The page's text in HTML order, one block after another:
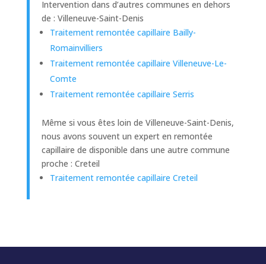
Intervention dans d’autres communes en dehors
de : Villeneuve-Saint-Denis
Traitement remontée capillaire Bailly-
Romainvilliers
Traitement remontée capillaire Villeneuve-Le-
Comte
Traitement remontée capillaire Serris
Même si vous êtes loin de Villeneuve-Saint-Denis,
nous avons souvent un expert en remontée
capillaire de disponible dans une autre commune
proche : Creteil
Traitement remontée capillaire Creteil